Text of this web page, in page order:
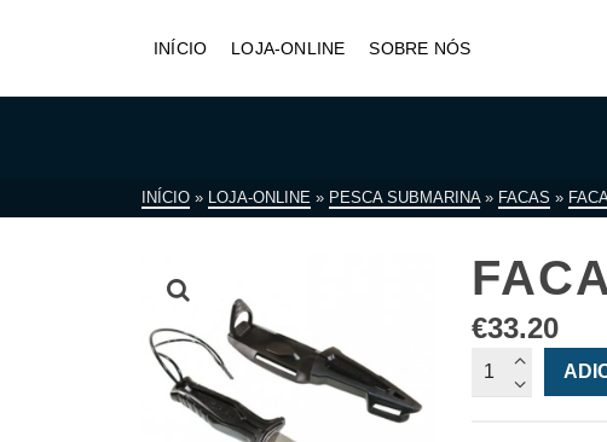
INÍCIO LOJA-ONLINE SOBRE NÓS
INÍCIO » LOJA-ONLINE » PESCA SUBMARINA » FACAS »
€33.20
Quantidade